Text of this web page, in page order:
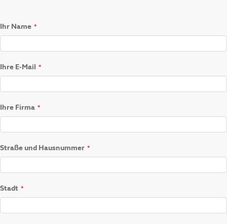
Ihr Name
Ihre E-Mail
Ihre Firma
Straße und Hausnummer
Stadt